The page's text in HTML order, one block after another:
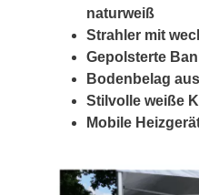
naturweiß
Strahler mit
Gepolsterte
Bodenbelag
Stilvolle weiße
Mobile